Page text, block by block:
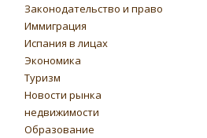
Законодательство и право
Иммиграция
Испания в лицах
Экономика
Туризм
Новости рынка
недвижимости
Образование